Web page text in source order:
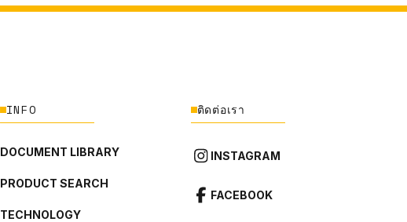
INFO
DOCUMENT LIBRARY
PRODUCT SEARCH
TECHNOLOGY
ติดต่อเรา
INSTAGRAM
FACEBOOK